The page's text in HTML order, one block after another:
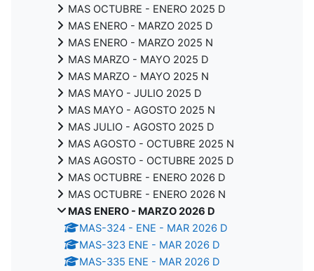
MAS OCTUBRE - ENERO 2025 D
MAS ENERO - MARZO 2025 D
MAS ENERO - MARZO 2025 N
MAS MARZO - MAYO 2025 D
MAS MARZO - MAYO 2025 N
MAS MAYO - JULIO 2025 D
MAS MAYO - AGOSTO 2025 N
MAS JULIO - AGOSTO 2025 D
MAS AGOSTO - OCTUBRE 2025 N
MAS AGOSTO - OCTUBRE 2025 D
MAS OCTUBRE - ENERO 2026 D
MAS OCTUBRE - ENERO 2026 N
MAS ENERO - MARZO 2026 D
MAS-324 - ENE - MAR 2026 D
MAS-323 ENE - MAR 2026 D
MAS-335 ENE - MAR 2026 D